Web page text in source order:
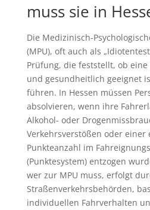
muss sie in
Die Medizinisch-
(MPU), oft auch als
Prüfung, die feststellt, ob eine
und gesundheitlich geeignet
führen. In Hessen müssen
absolvieren, wenn ihre
Alkohol- oder
Verkehrsverstößen oder einer
Punkteanzahl im
(Punktesystem) entzogen
wer zur MPU muss, erfolgt
Straßenverkehrsbehörden,
individuellen Fahrverhalten